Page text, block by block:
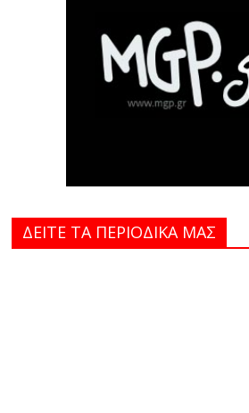
ΔΕΙΤΕ ΤΑ ΠΕΡΙΟΔΙΚΑ MAΣ